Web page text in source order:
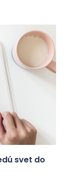
svet do